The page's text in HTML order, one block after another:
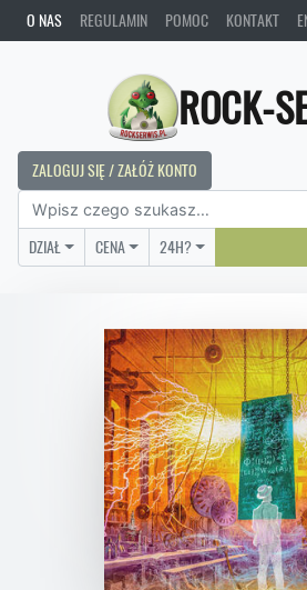
O NAS REGULAMIN POMOC KONTAKT
ROCK-
ZALOGUJ SIĘ / ZAŁÓŻ KONTO
DZIAŁ CENA 24H?